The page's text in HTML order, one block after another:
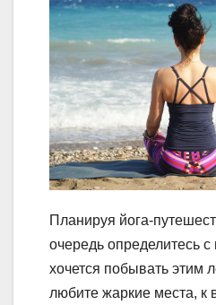
Планируя йога-
очередь определитесь
хочется побывать этим
любите жаркие места, к